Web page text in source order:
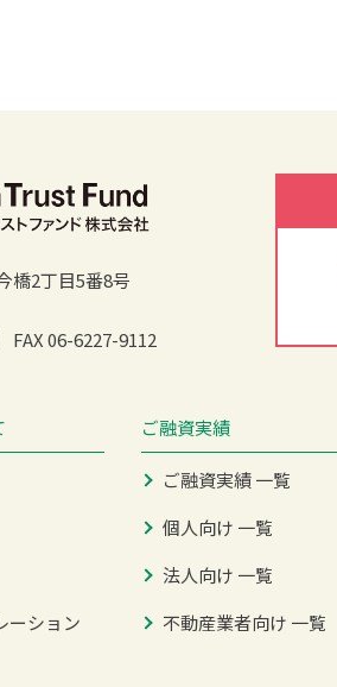
橋2丁目5番8号
FAX 06-6227-9112
ーション
ご融資実績
ご融資実績 一覧
個人向け 一覧
法人向け 一覧
不動産業者向け 一覧